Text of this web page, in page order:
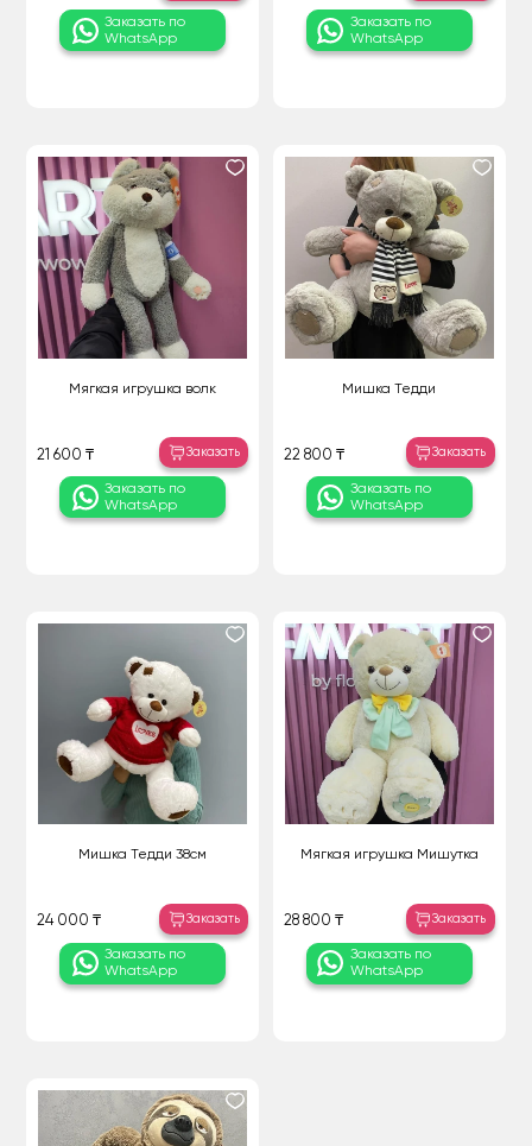
Заказать по
WhatsApp
Заказать по
WhatsApp
Мягкая игрушка волк
21 600 ₸ Заказать
Заказать по
WhatsApp
Мишка Тедди
22 800 ₸ Заказать
Заказать по
WhatsApp
Мишка Тедди 38см
24 000 ₸ Заказать
Заказать по
WhatsApp
Мягкая игрушка Мишутка
28 800 ₸ Заказать
Заказать по
WhatsApp